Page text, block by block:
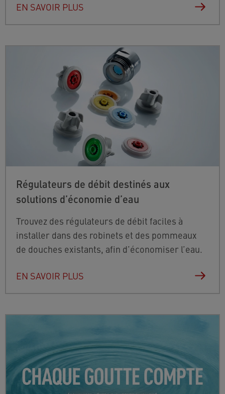
EN SAVOIR PLUS
Régulateurs de débit destinés aux
solutions d’économie d’eau
Trouvez des régulateurs de débit faciles à
installer dans des robinets et des pommeaux
de douches existants, afin d’économiser l’eau.
EN SAVOIR PLUS